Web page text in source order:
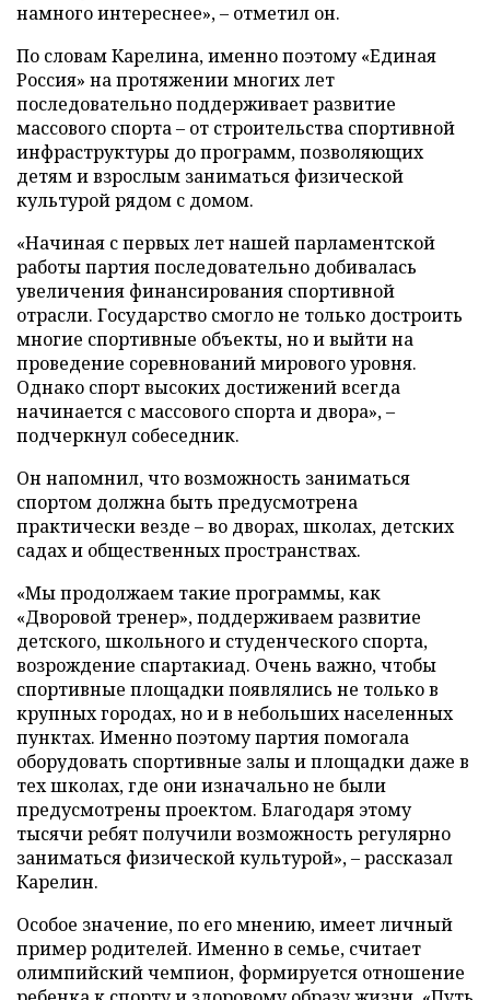
намного интереснее», – отметил он.
По словам Карелина, именно поэтому «Единая
Россия» на протяжении многих лет
последовательно поддерживает развитие
массового спорта – от строительства спортивной
инфраструктуры до программ, позволяющих
детям и взрослым заниматься физической
культурой рядом с домом.
«Начиная с первых лет нашей парламентской
работы партия последовательно добивалась
увеличения финансирования спортивной
отрасли. Государство смогло не только достроить
многие спортивные объекты, но и выйти на
проведение соревнований мирового уровня.
Однако спорт высоких достижений всегда
начинается с массового спорта и двора», –
подчеркнул собеседник.
Он напомнил, что возможность заниматься
спортом должна быть предусмотрена
практически везде – во дворах, школах, детских
садах и общественных пространствах.
«Мы продолжаем такие программы, как
«Дворовой тренер», поддерживаем развитие
детского, школьного и студенческого спорта,
возрождение спартакиад. Очень важно, чтобы
спортивные площадки появлялись не только в
крупных городах, но и в небольших населенных
пунктах. Именно поэтому партия помогала
оборудовать спортивные залы и площадки даже в
тех школах, где они изначально не были
предусмотрены проектом. Благодаря этому
тысячи ребят получили возможность регулярно
заниматься физической культурой», – рассказал
Карелин.
Особое значение, по его мнению, имеет личный
пример родителей. Именно в семье, считает
олимпийский чемпион, формируется отношение